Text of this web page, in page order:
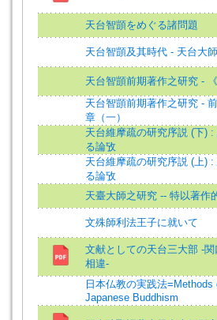
天台智顗をめぐる諸問題
天台智顗及其時代 - 天台大
天台智顗前期著作之研究 -
天台智顗前期著作之研究 -
章（一）
天台維摩疏の研究序説 (下)
る論攷
天台維摩疏の研究序説 (上)
る論攷
天臺大師之研究 -- 特以著作
文殊師利法王子に就いて
文献としての天台三大部 -
相違-
日本仏教の実践法
Japanese Buddhism